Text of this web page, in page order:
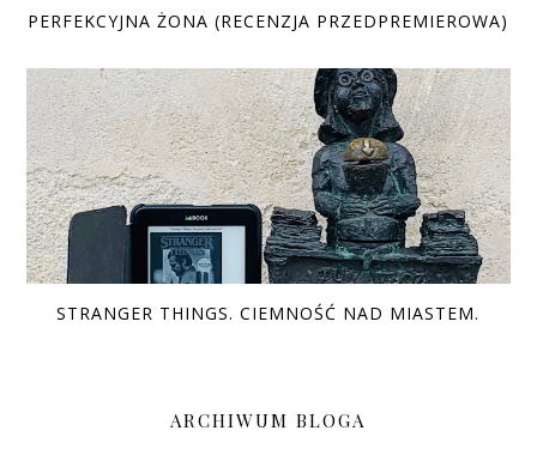
PERFEKCYJNA ŻONA (RECENZJA PRZEDPREMIEROWA)
STRANGER THINGS. CIEMNOŚĆ NAD MIASTEM.
ARCHIWUM BLOGA